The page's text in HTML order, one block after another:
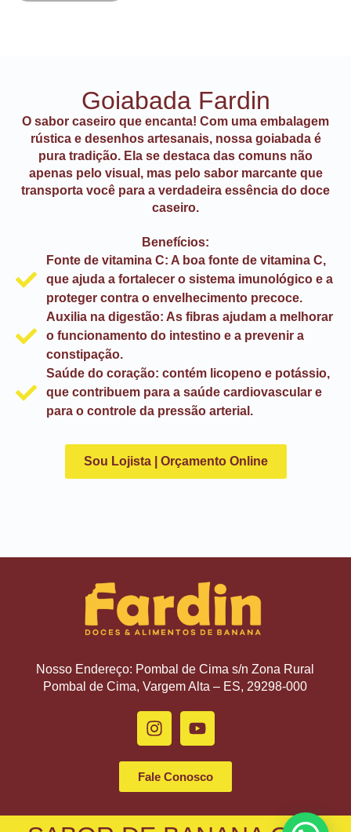
Goiabada Fardin
O sabor caseiro que encanta! Com uma embalagem
rústica e desenhos artesanais, nossa goiabada é
pura tradição. Ela se destaca das comuns não
apenas pelo visual, mas pelo sabor marcante que
transporta você para a verdadeira essência do doce
caseiro.
Benefícios:
Fonte de vitamina C: A boa fonte de vitamina C,
que ajuda a fortalecer o sistema imunológico e a
proteger contra o envelhecimento precoce.
Auxilia na digestão: As fibras ajudam a melhorar
o funcionamento do intestino e a prevenir a
constipação.
Saúde do coração: contém licopeno e potássio,
que contribuem para a saúde cardiovascular e
para o controle da pressão arterial.
Sou Lojista | Orçamento Online
Nosso Endereço: Pombal de Cima s/n Zona Rural
Pombal de Cima, Vargem Alta – ES, 29298-000
Fale Conosco